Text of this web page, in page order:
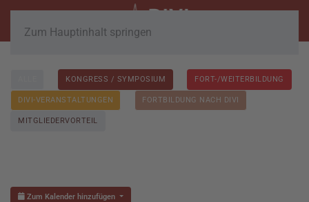
Zum Hauptinhalt springen
KONGRESS / SYMPOSIUM FORT-/WEITERBILDUNG
DIVI-VERANSTALTUNGEN FORTBILDUNG NACH DIVI
MITGLIEDERVORTEIL
Zum Kalender hinzufügen